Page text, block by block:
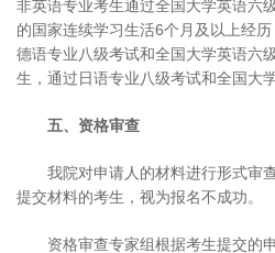
非英语专业考生通过全国大学英语六
的国家连续学习生活6个月及以上经
德语专业八级考试和全国大学英语六
生，通过日语专业八级考试和全国大
五、资格审查
我院对申请人的材料进行形式审
提交材料的考生，视为报名不成功。
资格审查专家组根据考生提交的